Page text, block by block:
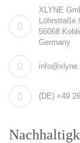
XLYNE
Löhrstraße
56068
Germany
(DE) +49